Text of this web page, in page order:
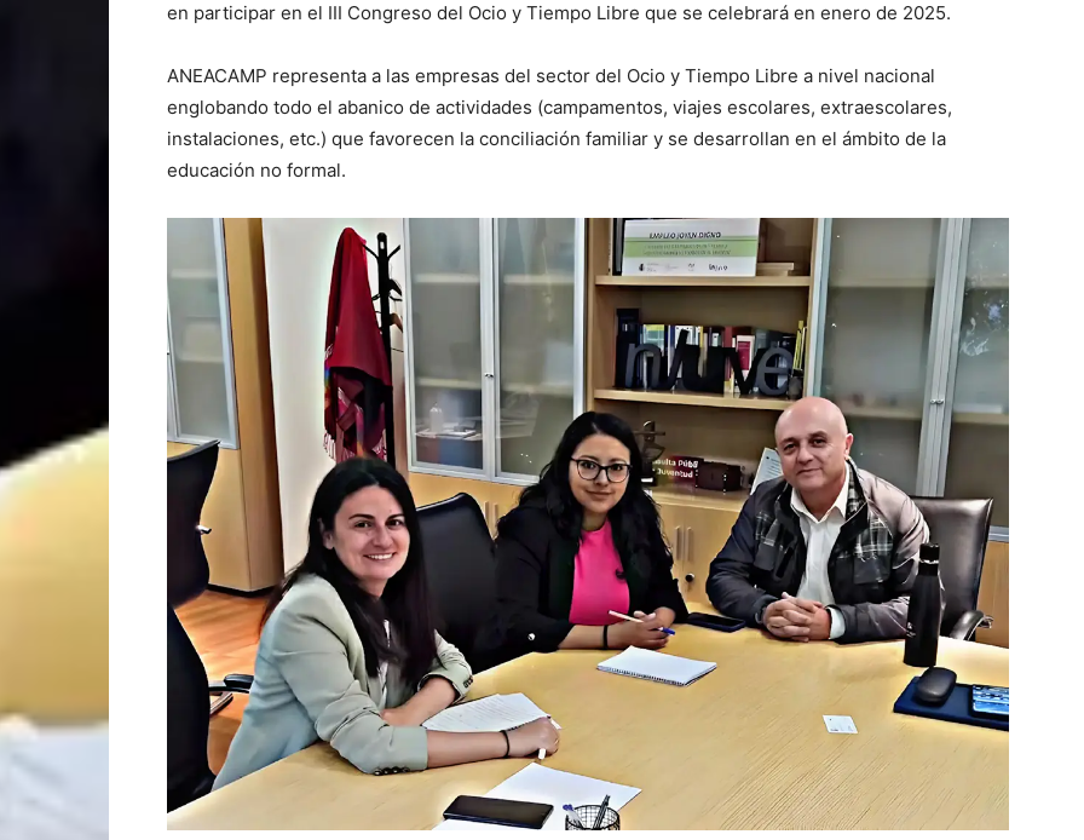
en participar en el III Congreso del Ocio y Tiempo Libre que se celebrará en enero de 2025.
ANEACAMP representa a las empresas del sector del Ocio y Tiempo Libre a nivel nacional
englobando todo el abanico de actividades (campamentos, viajes escolares, extraescolares,
instalaciones, etc.) que favorecen la conciliación familiar y se desarrollan en el ámbito de la
educación no formal.